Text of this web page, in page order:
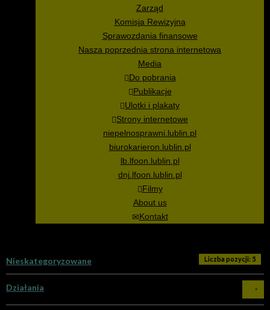
Zarząd
Komisja Rewizyjna
Sprawozdania finansowe
Nasza poprzednia strona internetowa
Media
Do pobrania
Publikacje
Ulotki i plakaty
Strony internetowe
niepelnosprawni.lublin.pl
biurokarieron.lublin.pl
lb.lfoon.lublin.pl
dnj.lfoon.lublin.pl
Filmy
About us
Kontakt
Nieskategoryzowane Liczba pozycji: 5
Działania